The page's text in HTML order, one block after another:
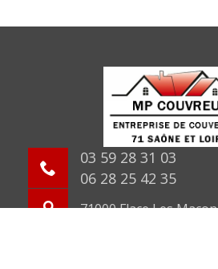
03 59 28 31 03
06 28 25 42 35
71000 Flace Les Macon